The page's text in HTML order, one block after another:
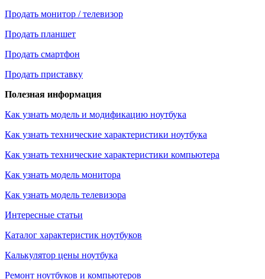
Продать монитор / телевизор
Продать планшет
Продать смартфон
Продать приставку
Полезная информация
Как узнать модель и модификацию ноутбука
Как узнать технические характеристики ноутбука
Как узнать технические характеристики компьютера
Как узнать модель монитора
Как узнать модель телевизора
Интересные статьи
Каталог характеристик ноутбуков
Калькулятор цены ноутбука
Ремонт ноутбуков и компьютеров